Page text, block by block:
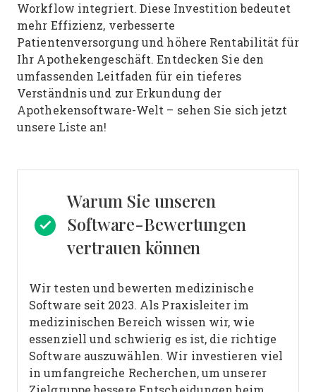
Workflow integriert. Diese Investition bedeutet
mehr Effizienz, verbesserte
Patientenversorgung und höhere Rentabilität für
Ihr Apothekengeschäft. Entdecken Sie den
umfassenden Leitfaden für ein tieferes
Verständnis und zur Erkundung der
Apothekensoftware-Welt – sehen Sie sich jetzt
unsere Liste an!
Warum Sie unseren
Software-Bewertungen
vertrauen können
Wir testen und bewerten medizinische
Software seit 2023. Als Praxisleiter im
medizinischen Bereich wissen wir, wie
essenziell und schwierig es ist, die richtige
Software auszuwählen. Wir investieren viel
in umfangreiche Recherchen, um unserer